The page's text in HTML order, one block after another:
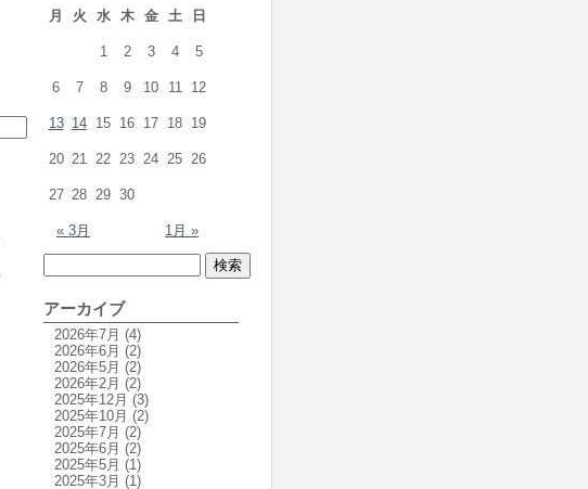
月
火 水 木 金 土 日
« 3月 1月 »
1 2 3 4 5
6 7 8 9 10 11 12
13 14 15 16 17 18 19
20 21 22 23 24 25 26
27 28 29 30
アーカイブ
2026年7月 (4)
2026年6月 (2)
2026年5月 (2)
2026年2月 (2)
2025年12月 (3)
2025年10月 (2)
2025年7月 (2)
2025年6月 (2)
2025年5月 (1)
2025年3月 (1)